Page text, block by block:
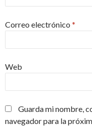
Correo electrónico *
Web
Guarda mi nombre,
navegador para la